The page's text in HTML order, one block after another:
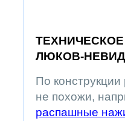
ЛЮКОВ-
По
не похожи,
распашные